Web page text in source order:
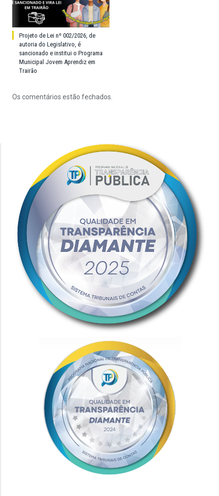
Projeto de Lei nº 002/2026, de
autoria do Legislativo, é
sancionado e institui o Programa
Municipal Jovem Aprendiz em
Trairão
Os comentários estão fechados.